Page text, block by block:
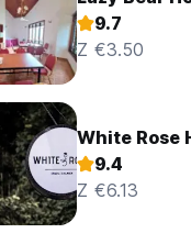
9.7
Z €3.50
White Rose
9.4
Z €6.13